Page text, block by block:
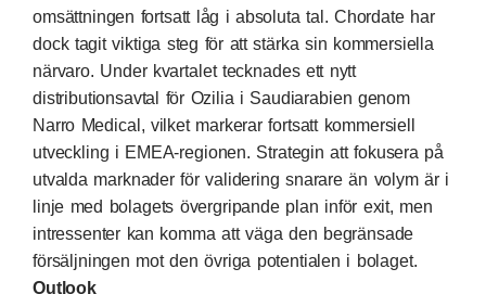
omsättningen fortsatt låg i absoluta tal. Chordate har
dock tagit viktiga steg för att stärka sin kommersiella
närvaro. Under kvartalet tecknades ett nytt
distributionsavtal för Ozilia i Saudiarabien genom
Narro Medical, vilket markerar fortsatt kommersiell
utveckling i EMEA-regionen. Strategin att fokusera på
utvalda marknader för validering snarare än volym är i
linje med bolagets övergripande plan inför exit, men
intressenter kan komma att väga den begränsade
försäljningen mot den övriga potentialen i bolaget.
Outlook